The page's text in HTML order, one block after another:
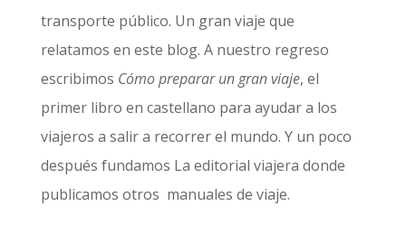
transporte público. Un gran viaje que
relatamos en este blog. A nuestro regreso
escribimos Cómo preparar un gran viaje, el
primer libro en castellano para ayudar a los
viajeros a salir a recorrer el mundo. Y un poco
después fundamos La editorial viajera donde
publicamos otros manuales de viaje.